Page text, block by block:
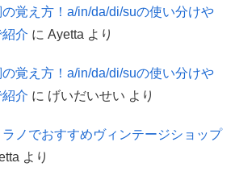
覚え方！a/in/da/di/suの使い分けや
介 に Ayetta より
覚え方！a/in/da/di/suの使い分けや
介 に げいだいせい より
ノでおすすめヴィンテージショップ
より